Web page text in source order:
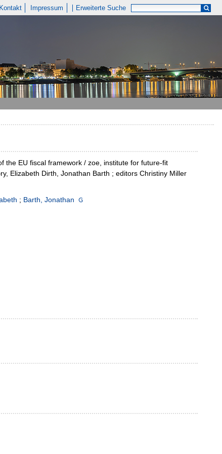
Kontakt Impressum Erweiterte Suche
the EU fiscal framework / zoe, institute for future-fit
Elizabeth Dirth, Jonathan Barth ; editors Christiny Miller
; Barth, Jonathan